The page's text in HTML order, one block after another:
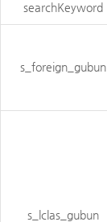
searchKeyword
s_foreign_gubun
s_lclas_gubun